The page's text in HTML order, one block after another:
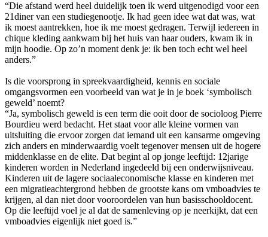
“Die afstand werd heel duidelijk toen ik werd uitgenodigd voor een
21diner van een studiegenootje. Ik had geen idee wat dat was, wat
ik moest aantrekken, hoe ik me moest gedragen. Terwijl iedereen in
chique kleding aankwam bij het huis van haar ouders, kwam ik in
mijn hoodie. Op zo’n moment denk je: ik ben toch echt wel heel
anders.”
Is die voorsprong in spreekvaardigheid, kennis en sociale
omgangsvormen een voorbeeld van wat je in je boek ‘symbolisch
geweld’ noemt?
“Ja, symbolisch geweld is een term die ooit door de socioloog Pierre
Bourdieu werd bedacht. Het staat voor alle kleine vormen van
uitsluiting die ervoor zorgen dat iemand uit een kansarme omgeving
zich anders en minderwaardig voelt tegenover mensen uit de hogere
middenklasse en de elite. Dat begint al op jonge leeftijd: 12jarige
kinderen worden in Nederland ingedeeld bij een onderwijsniveau.
Kinderen uit de lagere sociaaleconomische klasse en kinderen met
een migratieachtergrond hebben de grootste kans om vmboadvies te
krijgen, al dan niet door vooroordelen van hun basisschooldocent.
Op die leeftijd voel je al dat de samenleving op je neerkijkt, dat een
vmboadvies eigenlijk niet goed is.”